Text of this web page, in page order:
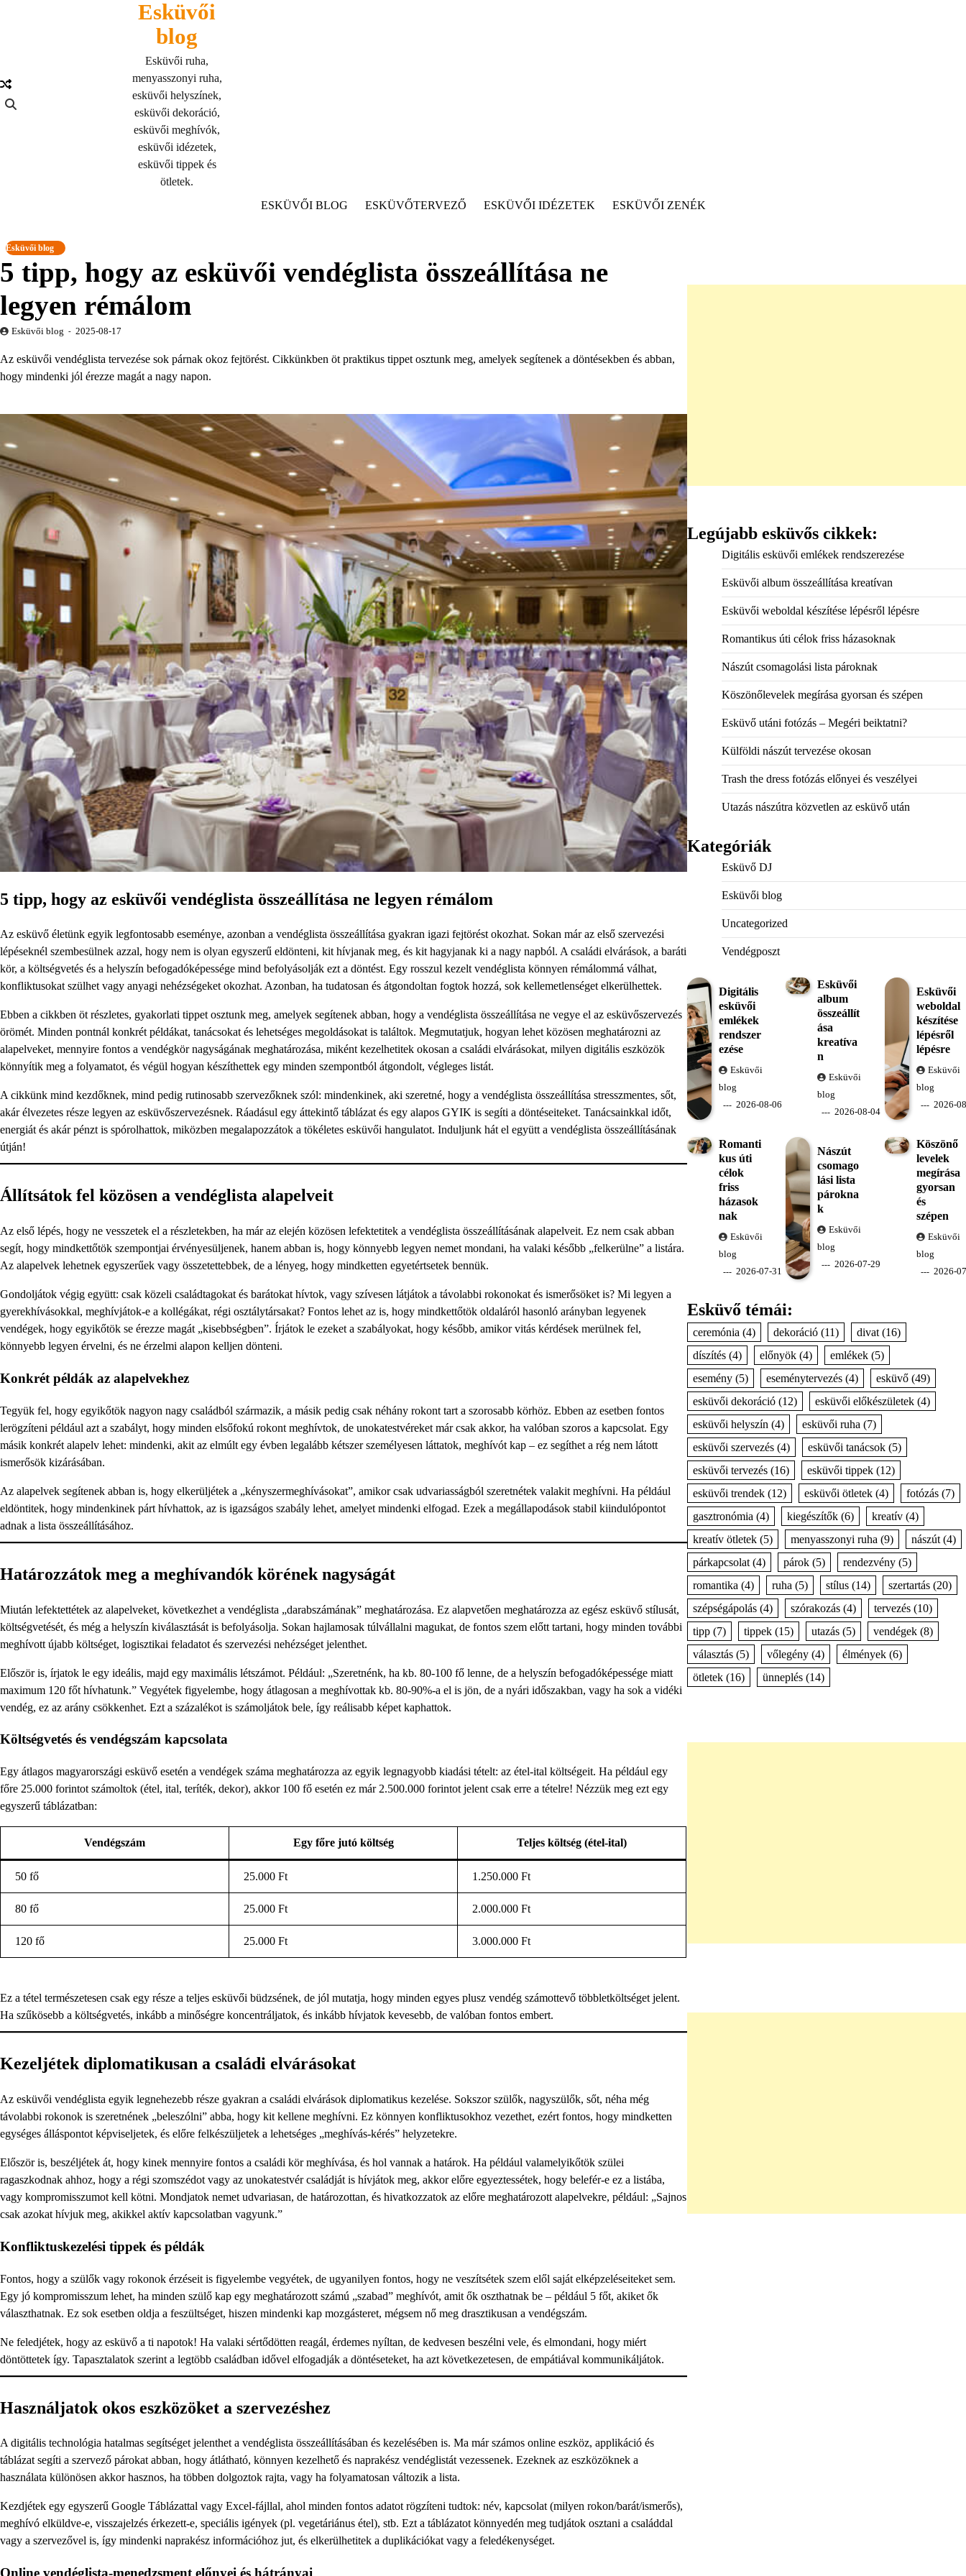
Esküvői
blog
Esküvői ruha,
menyasszonyi ruha,
esküvői helyszínek,
esküvői dekoráció,
esküvői meghívók,
esküvői idézetek,
esküvői tippek és
ötletek.
ESKÜVŐI BLOG
ESKÜVŐTERVEZŐ ESKÜVŐI IDÉZETEK ESKÜVŐI ZENÉK
Esküvői blog
5 tipp, hogy az esküvői vendéglista összeállítása ne
legyen rémálom
Esküvői blog 2025-08-17
Az esküvői vendéglista tervezése sok párnak okoz fejtörést. Cikkünkben öt praktikus tippet osztunk meg, amelyek segítenek a döntésekben és abban,
hogy mindenki jól érezze magát a nagy napon.
5 tipp, hogy az esküvői vendéglista összeállítása ne legyen rémálom
Az esküvő életünk egyik legfontosabb eseménye, azonban a vendéglista összeállítása gyakran igazi fejtörést okozhat. Sokan már az első szervezési
lépéseknél szembesülnek azzal, hogy nem is olyan egyszerű eldönteni, kit hívjanak meg, és kit hagyjanak ki a nagy napból. A családi elvárások, a baráti
kör, a költségvetés és a helyszín befogadóképessége mind befolyásolják ezt a döntést. Egy rosszul kezelt vendéglista könnyen rémálommá válhat,
konfliktusokat szülhet vagy anyagi nehézségeket okozhat. Azonban, ha tudatosan és átgondoltan fogtok hozzá, sok kellemetlenséget elkerülhettek.
Ebben a cikkben öt részletes, gyakorlati tippet osztunk meg, amelyek segítenek abban, hogy a vendéglista összeállítása ne vegye el az esküvőszervezés
örömét. Minden pontnál konkrét példákat, tanácsokat és lehetséges megoldásokat is találtok. Megmutatjuk, hogyan lehet közösen meghatározni az
alapelveket, mennyire fontos a vendégkör nagyságának meghatározása, miként kezelhetitek okosan a családi elvárásokat, milyen digitális eszközök
könnyítik meg a folyamatot, és végül hogyan készíthettek egy minden szempontból átgondolt, végleges listát.
A cikkünk mind kezdőknek, mind pedig rutinosabb szervezőknek szól: mindenkinek, aki szeretné, hogy a vendéglista összeállítása stresszmentes, sőt,
akár élvezetes része legyen az esküvőszervezésnek. Ráadásul egy áttekintő táblázat és egy alapos GYIK is segíti a döntéseiteket. Tanácsainkkal időt,
energiát és akár pénzt is spórolhattok, miközben megalapozzátok a tökéletes esküvői hangulatot. Induljunk hát el együtt a vendéglista összeállításának
útján!
Állítsátok fel közösen a vendéglista alapelveit
Az első lépés, hogy ne vesszetek el a részletekben, ha már az elején közösen lefektetitek a vendéglista összeállításának alapelveit. Ez nem csak abban
segít, hogy mindkettőtök szempontjai érvényesüljenek, hanem abban is, hogy könnyebb legyen nemet mondani, ha valaki később „felkerülne” a listára.
Az alapelvek lehetnek egyszerűek vagy összetettebbek, de a lényeg, hogy mindketten egyetértsetek bennük.
Gondoljátok végig együtt: csak közeli családtagokat és barátokat hívtok, vagy szívesen látjátok a távolabbi rokonokat és ismerősöket is? Mi legyen a
gyerekhívásokkal, meghívjátok-e a kollégákat, régi osztálytársakat? Fontos lehet az is, hogy mindkettőtök oldaláról hasonló arányban legyenek
vendégek, hogy egyikőtök se érezze magát „kisebbségben”. Írjátok le ezeket a szabályokat, hogy később, amikor vitás kérdések merülnek fel,
könnyebb legyen érvelni, és ne érzelmi alapon kelljen dönteni.
Konkrét példák az alapelvekhez
Tegyük fel, hogy egyikőtök nagyon nagy családból származik, a másik pedig csak néhány rokont tart a szorosabb körhöz. Ebben az esetben fontos
lerögzíteni például azt a szabályt, hogy minden elsőfokú rokont meghívtok, de unokatestvéreket már csak akkor, ha valóban szoros a kapcsolat. Egy
másik konkrét alapelv lehet: mindenki, akit az elmúlt egy évben legalább kétszer személyesen láttatok, meghívót kap – ez segíthet a rég nem látott
ismerősök kizárásában.
Az alapelvek segítenek abban is, hogy elkerüljétek a „kényszermeghívásokat”, amikor csak udvariasságból szeretnétek valakit meghívni. Ha például
eldöntitek, hogy mindenkinek párt hívhattok, az is igazságos szabály lehet, amelyet mindenki elfogad. Ezek a megállapodások stabil kiindulópontot
adnak a lista összeállításához.
Határozzátok meg a meghívandók körének nagyságát
Miután lefektettétek az alapelveket, következhet a vendéglista „darabszámának” meghatározása. Ez alapvetően meghatározza az egész esküvő stílusát,
költségvetését, és még a helyszín kiválasztását is befolyásolja. Sokan hajlamosak túlvállalni magukat, de fontos szem előtt tartani, hogy minden további
meghívott újabb költséget, logisztikai feladatot és szervezési nehézséget jelenthet.
Először is, írjatok le egy ideális, majd egy maximális létszámot. Például: „Szeretnénk, ha kb. 80-100 fő lenne, de a helyszín befogadóképessége miatt
maximum 120 főt hívhatunk.” Vegyétek figyelembe, hogy átlagosan a meghívottak kb. 80-90%-a el is jön, de a nyári időszakban, vagy ha sok a vidéki
vendég, ez az arány csökkenhet. Ezt a százalékot is számoljátok bele, így reálisabb képet kaphattok.
Költségvetés és vendégszám kapcsolata
Egy átlagos magyarországi esküvő esetén a vendégek száma meghatározza az egyik legnagyobb kiadási tételt: az étel-ital költségeit. Ha például egy
főre 25.000 forintot számoltok (étel, ital, teríték, dekor), akkor 100 fő esetén ez már 2.500.000 forintot jelent csak erre a tételre! Nézzük meg ezt egy
egyszerű táblázatban:
Vendégszám Egy főre jutó költség Teljes költség (étel-ital)
50 fő 25.000 Ft 1.250.000 Ft
80 fő 25.000 Ft 2.000.000 Ft
120 fő 25.000 Ft 3.000.000 Ft
Ez a tétel természetesen csak egy része a teljes esküvői büdzsének, de jól mutatja, hogy minden egyes plusz vendég számottevő többletköltséget jelent.
Ha szűkösebb a költségvetés, inkább a minőségre koncentráljatok, és inkább hívjatok kevesebb, de valóban fontos embert.
Kezeljétek diplomatikusan a családi elvárásokat
Az esküvői vendéglista egyik legnehezebb része gyakran a családi elvárások diplomatikus kezelése. Sokszor szülők, nagyszülők, sőt, néha még
távolabbi rokonok is szeretnének „beleszólni” abba, hogy kit kellene meghívni. Ez könnyen konfliktusokhoz vezethet, ezért fontos, hogy mindketten
egységes álláspontot képviseljetek, és előre felkészüljetek a lehetséges „meghívás-kérés” helyzetekre.
Először is, beszéljétek át, hogy kinek mennyire fontos a családi kör meghívása, és hol vannak a határok. Ha például valamelyikőtök szülei
ragaszkodnak ahhoz, hogy a régi szomszédot vagy az unokatestvér családját is hívjátok meg, akkor előre egyeztessétek, hogy belefér-e ez a listába,
vagy kompromisszumot kell kötni. Mondjatok nemet udvariasan, de határozottan, és hivatkozzatok az előre meghatározott alapelvekre, például: „Sajnos
csak azokat hívjuk meg, akikkel aktív kapcsolatban vagyunk.”
Konfliktuskezelési tippek és példák
Fontos, hogy a szülők vagy rokonok érzéseit is figyelembe vegyétek, de ugyanilyen fontos, hogy ne veszítsétek szem elől saját elképzeléseiteket sem.
Egy jó kompromisszum lehet, ha minden szülő kap egy meghatározott számú „szabad” meghívót, amit ők oszthatnak be – például 5 főt, akiket ők
választhatnak. Ez sok esetben oldja a feszültséget, hiszen mindenki kap mozgásteret, mégsem nő meg drasztikusan a vendégszám.
Ne feledjétek, hogy az esküvő a ti napotok! Ha valaki sértődötten reagál, érdemes nyíltan, de kedvesen beszélni vele, és elmondani, hogy miért
döntöttetek így. Tapasztalatok szerint a legtöbb családban idővel elfogadják a döntéseteket, ha azt következetesen, de empátiával kommunikáljátok.
Használjatok okos eszközöket a szervezéshez
A digitális technológia hatalmas segítséget jelenthet a vendéglista összeállításában és kezelésében is. Ma már számos online eszköz, applikáció és
táblázat segíti a szervező párokat abban, hogy átlátható, könnyen kezelhető és naprakész vendéglistát vezessenek. Ezeknek az eszközöknek a
használata különösen akkor hasznos, ha többen dolgoztok rajta, vagy ha folyamatosan változik a lista.
Kezdjétek egy egyszerű Google Táblázattal vagy Excel-fájllal, ahol minden fontos adatot rögzíteni tudtok: név, kapcsolat (milyen rokon/barát/ismerős),
meghívó elküldve-e, visszajelzés érkezett-e, speciális igények (pl. vegetáriánus étel), stb. Ezt a táblázatot könnyedén meg tudjátok osztani a családdal
vagy a szervezővel is, így mindenki naprakész információhoz jut, és elkerülhetitek a duplikációkat vagy a feledékenységet.
Online vendéglista-menedzsment előnyei és hátrányai
Legújabb esküvős cikkek:
Digitális esküvői emlékek rendszerezése
Esküvői album összeállítása kreatívan
Esküvői weboldal készítése lépésről lépésre
Romantikus úti célok friss házasoknak
Nászút csomagolási lista pároknak
Köszönőlevelek megírása gyorsan és szépen
Esküvő utáni fotózás – Megéri beiktatni?
Külföldi nászút tervezése okosan
Trash the dress fotózás előnyei és veszélyei
Utazás nászútra közvetlen az esküvő után
Kategóriák
Esküvő DJ
Esküvői blog
Uncategorized
Vendégposzt
Digitális
esküvői
emlékek
rendszer
ezése
Esküvői
blog
2026-08-06
Esküvői
album
összeállít
ása
kreatíva
n
Esküvői
blog
2026-08-04
Esküvői
weboldal
készítése
lépésről
lépésre
Esküvői
blog
2026-
Romanti
kus úti
célok
friss
házasok
nak
Esküvői
blog
2026-07-31
Nászút
csomago
lási lista
párokna
k
Esküvői
blog
2026-07-29
Köszönő
levelek
megírása
gyorsan
és
szépen
Esküvői
blog
2026-
Esküvő témái:
ceremónia (4) dekoráció(11) divat(16)
díszítés(4) előnyök(4) emlékek(5)
esemény(5) eseménytervezés(4) esküvő(49)
esküvői dekoráció(12) esküvői előkészületek(4)
esküvői helyszín (4) esküvői ruha (7)
esküvői szervezés(4) esküvői tanácsok(5)
esküvői tervezés(16) esküvői tippek(12)
esküvői trendek(12) esküvői ötletek(4) fotózás(7)
gasztronómia (4) kiegészítők(6) kreatív(4)
kreatív ötletek(5) menyasszonyi ruha (9) nászút(4)
párkapcsolat(4) párok(5) rendezvény(5)
romantika (4) ruha (5) stílus(14) szertartás(20)
szépségápolás(4) szórakozás(4) tervezés(10)
tipp(7) tippek(15) utazás(5) vendégek(8)
választás(5) vőlegény(4) élmények(6)
ötletek(16) ünneplés(14)